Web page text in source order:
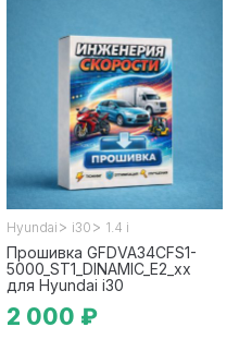
Hyundai > i30 > 1.4 i
Прошивка GFDVA34CFS1-
5000_ST1_DINAMIC_E2_xx
для Hyundai i30
2 000 ₽